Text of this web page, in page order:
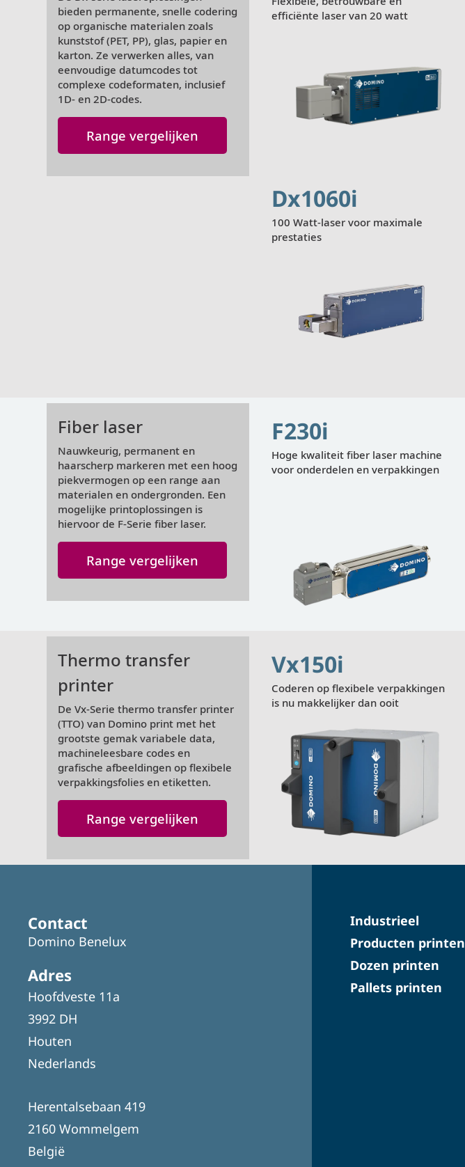
bieden permanente, snelle codering
op organische materialen zoals
kunststof (PET, PP), glas, papier en
karton. Ze verwerken alles, van
eenvoudige datumcodes tot
complexe codeformaten, inclusief
1D- en 2D-codes.
Range vergelijken
efficiënte laser van 20 watt
Weergeven Weergeven
Dx1060i
100 Watt-laser voor maximale
prestaties
Fiber laser
Nauwkeurig, permanent en
haarscherp markeren met een hoog
piekvermogen op een range aan
materialen en ondergronden. Een
mogelijke printoplossingen is
hiervoor de F-Serie fiber laser.
Range vergelijken
F230i
Hoge kwaliteit fiber laser machine
voor onderdelen en verpakkingen
Weergeven Weergeven
Thermo transfer
printer
De Vx-Serie thermo transfer printer
(TTO) van Domino print met het
grootste gemak variabele data,
machineleesbare codes en
grafische afbeeldingen op flexibele
verpakkingsfolies en etiketten.
Range vergelijken
Vx150i
Coderen op flexibele verpakkingen
is nu makkelijker dan ooit
Weergeven Weergeven
Contact
Domino Benelux
Adres
Hoofdveste 11a
3992 DH
Houten
Nederlands
Herentalsebaan 419
2160 Wommelgem
België
Industrieel
Producten printen
Dozen printen
Pallets printen